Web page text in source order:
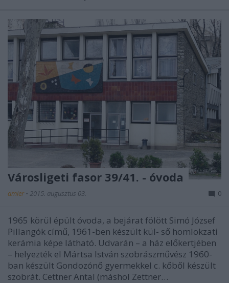
Városligeti fasor 39/41. - óvoda
amier • 2015. augusztus 03. 0
1965 körül épült óvoda, a bejárat fölött Simó József
Pillangók című, 1961-ben készült kül- ső homlokzati
kerámia képe látható. Udvarán – a ház előkertjében
– helyezték el Mártsa István szobrászművész 1960-
ban készült Gondozónő gyermekkel c. kőből készült
szobrát. Cettner Antal (máshol Zettner…